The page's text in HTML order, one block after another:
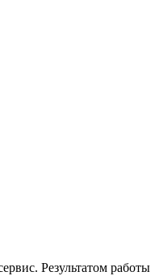
Результатом работы